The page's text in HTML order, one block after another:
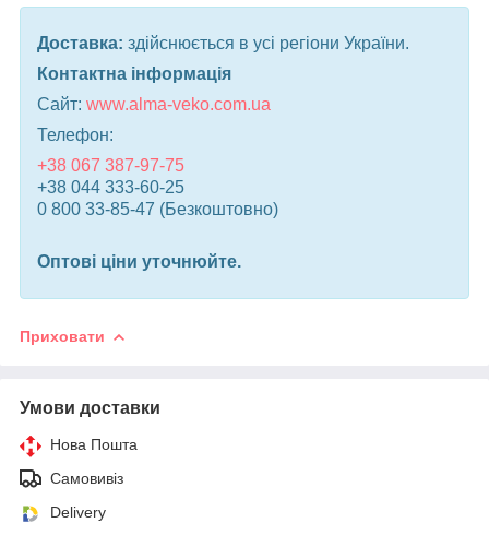
Доставка: здійснюється в усі регіони України.
Контактна інформація
Сайт: www.alma-veko.com.ua
Телефон:
+38 067 387-97-75
+38 044 333-60-25
0 800 33-85-47 (Безкоштовно)
Оптові ціни уточнюйте.
Приховати
Умови доставки
Нова Пошта
Самовивіз
Delivery